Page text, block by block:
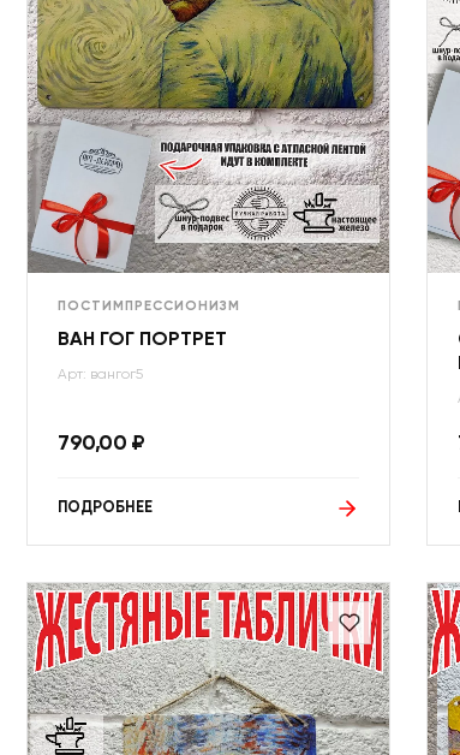
ПОСТИМПРЕССИОНИЗМ
ВАН ГОГ ПОРТРЕТ
Арт: вангог5
790,00 ₽
ПОДРОБНЕЕ